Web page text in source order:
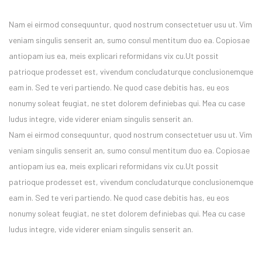
Nam ei eirmod consequuntur, quod nostrum consectetuer usu ut. Vim
veniam singulis senserit an, sumo consul mentitum duo ea. Copiosae
antiopam ius ea, meis explicari reformidans vix cu.Ut possit
patrioque prodesset est, vivendum concludaturque conclusionemque
eam in. Sed te veri partiendo. Ne quod case debitis has, eu eos
nonumy soleat feugiat, ne stet dolorem definiebas qui. Mea cu case
ludus integre, vide viderer eniam singulis senserit an.
Nam ei eirmod consequuntur, quod nostrum consectetuer usu ut. Vim
veniam singulis senserit an, sumo consul mentitum duo ea. Copiosae
antiopam ius ea, meis explicari reformidans vix cu.Ut possit
patrioque prodesset est, vivendum concludaturque conclusionemque
eam in. Sed te veri partiendo. Ne quod case debitis has, eu eos
nonumy soleat feugiat, ne stet dolorem definiebas qui. Mea cu case
ludus integre, vide viderer eniam singulis senserit an.